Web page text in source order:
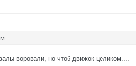
воровали, но чтоб движок целиком....